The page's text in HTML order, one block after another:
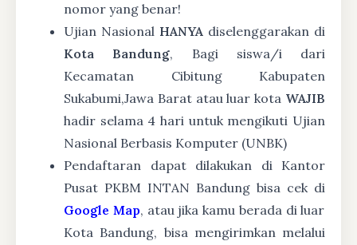
nomor yang benar!
Ujian Nasional HANYA diselenggarakan di
Kota Bandung, Bagi siswa/i dari
Kecamatan Cibitung Kabupaten
Sukabumi,Jawa Barat atau luar kota WAJIB
hadir selama 4 hari untuk mengikuti Ujian
Nasional Berbasis Komputer (UNBK)
Pendaftaran dapat dilakukan di Kantor
Pusat PKBM INTAN Bandung bisa cek di
Google Map, atau jika kamu berada di luar
Kota Bandung, bisa mengirimkan melalui